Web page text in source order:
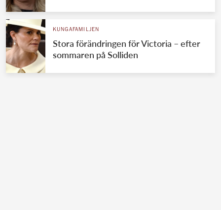
KUNGAFAMILJEN
Stora förändringen för Victoria – efter
sommaren på Solliden